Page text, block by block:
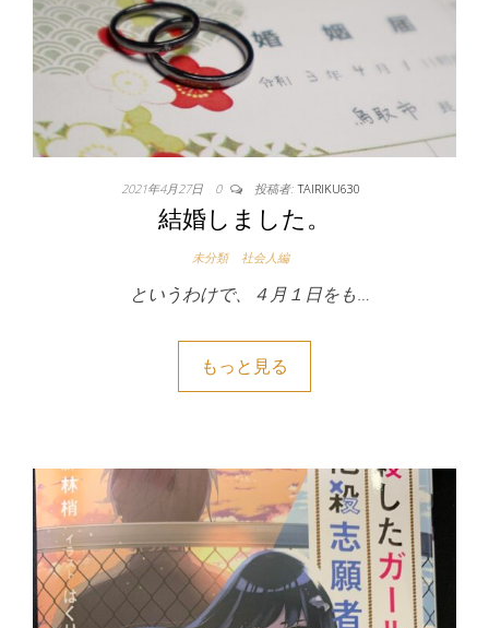
2021年4月27日 0 投稿者: TAIRIKU630
結婚しました。
未分類 社会人編
というわけで、４月１日をも…
もっと見る